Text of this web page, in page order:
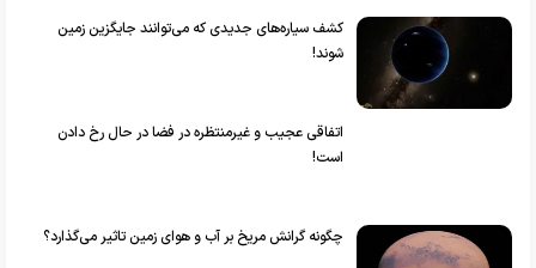
کشف سیاره‌های جدیدی که می‌توانند جایگزین زمین
شوند!
اتفاقی عجیب و غیرمنتظره در فضا در حال رخ دادن
است!
چگونه گرانش مریخ بر آب و هوای زمین تاثیر می‌گذارد؟